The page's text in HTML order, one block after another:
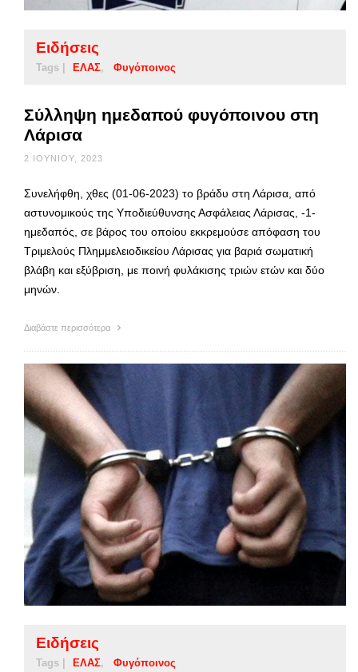
Ειδήσεις
Tags | ΕΛΑΣ Φυγόποινος
Σύλληψη ημεδαπού φυγόποινου στη
Λάρισα
2 ΙΟΥΝΊΟΥ, 2023
Συνελήφθη, χθες (01-06-2023) το βράδυ στη Λάρισα, από
αστυνομικούς της Υποδιεύθυνσης Ασφάλειας Λάρισας, -1-
ημεδαπός, σε βάρος του οποίου εκκρεμούσε απόφαση του
Τριμελούς Πλημμελειοδικείου Λάρισας για βαριά σωματική
βλάβη και εξύβριση, με ποινή φυλάκισης τριών ετών και δύο
μηνών.
Διαβάστε περισσότερα
Ειδήσεις
Tags | ΕΛΑΣ Φυγόποινος